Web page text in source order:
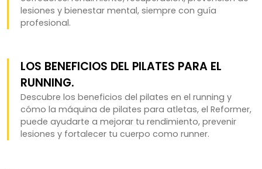
lesiones y bienestar mental, siempre con guía
profesional.
LOS BENEFICIOS DEL PILATES PARA EL
RUNNING.
Descubre los beneficios del pilates en el running y
cómo la máquina de pilates para atletas, el Reformer,
puede ayudarte a mejorar tu rendimiento, prevenir
lesiones y fortalecer tu cuerpo como runner.